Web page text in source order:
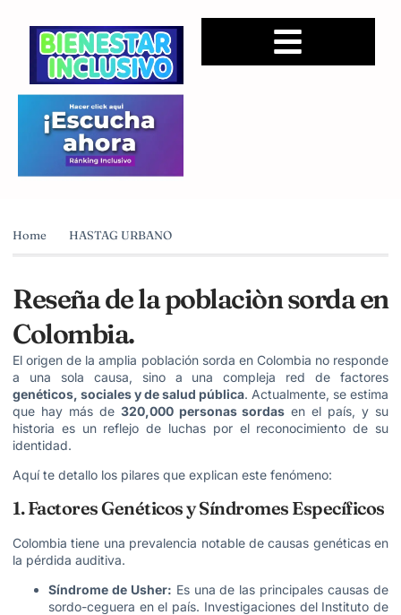
Home HASTAG URBANO
Reseña de la poblaciòn sorda en
Colombia.
El origen de la amplia población sorda en Colombia no responde
a una sola causa, sino a una compleja red de factores
genéticos, sociales y de salud pública. Actualmente, se estima
que hay más de 320,000 personas sordas en el país, y su
historia es un reflejo de luchas por el reconocimiento de su
identidad.
Aquí te detallo los pilares que explican este fenómeno:
1. Factores Genéticos y Síndromes Específicos
Colombia tiene una prevalencia notable de causas genéticas en
la pérdida auditiva.
Síndrome de Usher: Es una de las principales causas de
sordo-ceguera en el país. Investigaciones del Instituto de